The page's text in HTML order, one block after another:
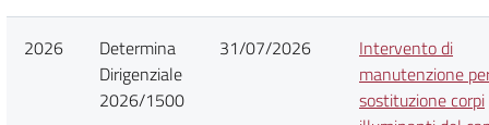
2026
Determina
Dirigenziale
2026/1500
31/07/2026
Intervento di
manutenzione
sostituzione corpi